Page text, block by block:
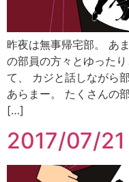
昨夜は無事帰宅部。 あ
の部員の方々とゆった
て、 カジと話しながら
あらまー。 たくさんの
[…]
2017/07/21